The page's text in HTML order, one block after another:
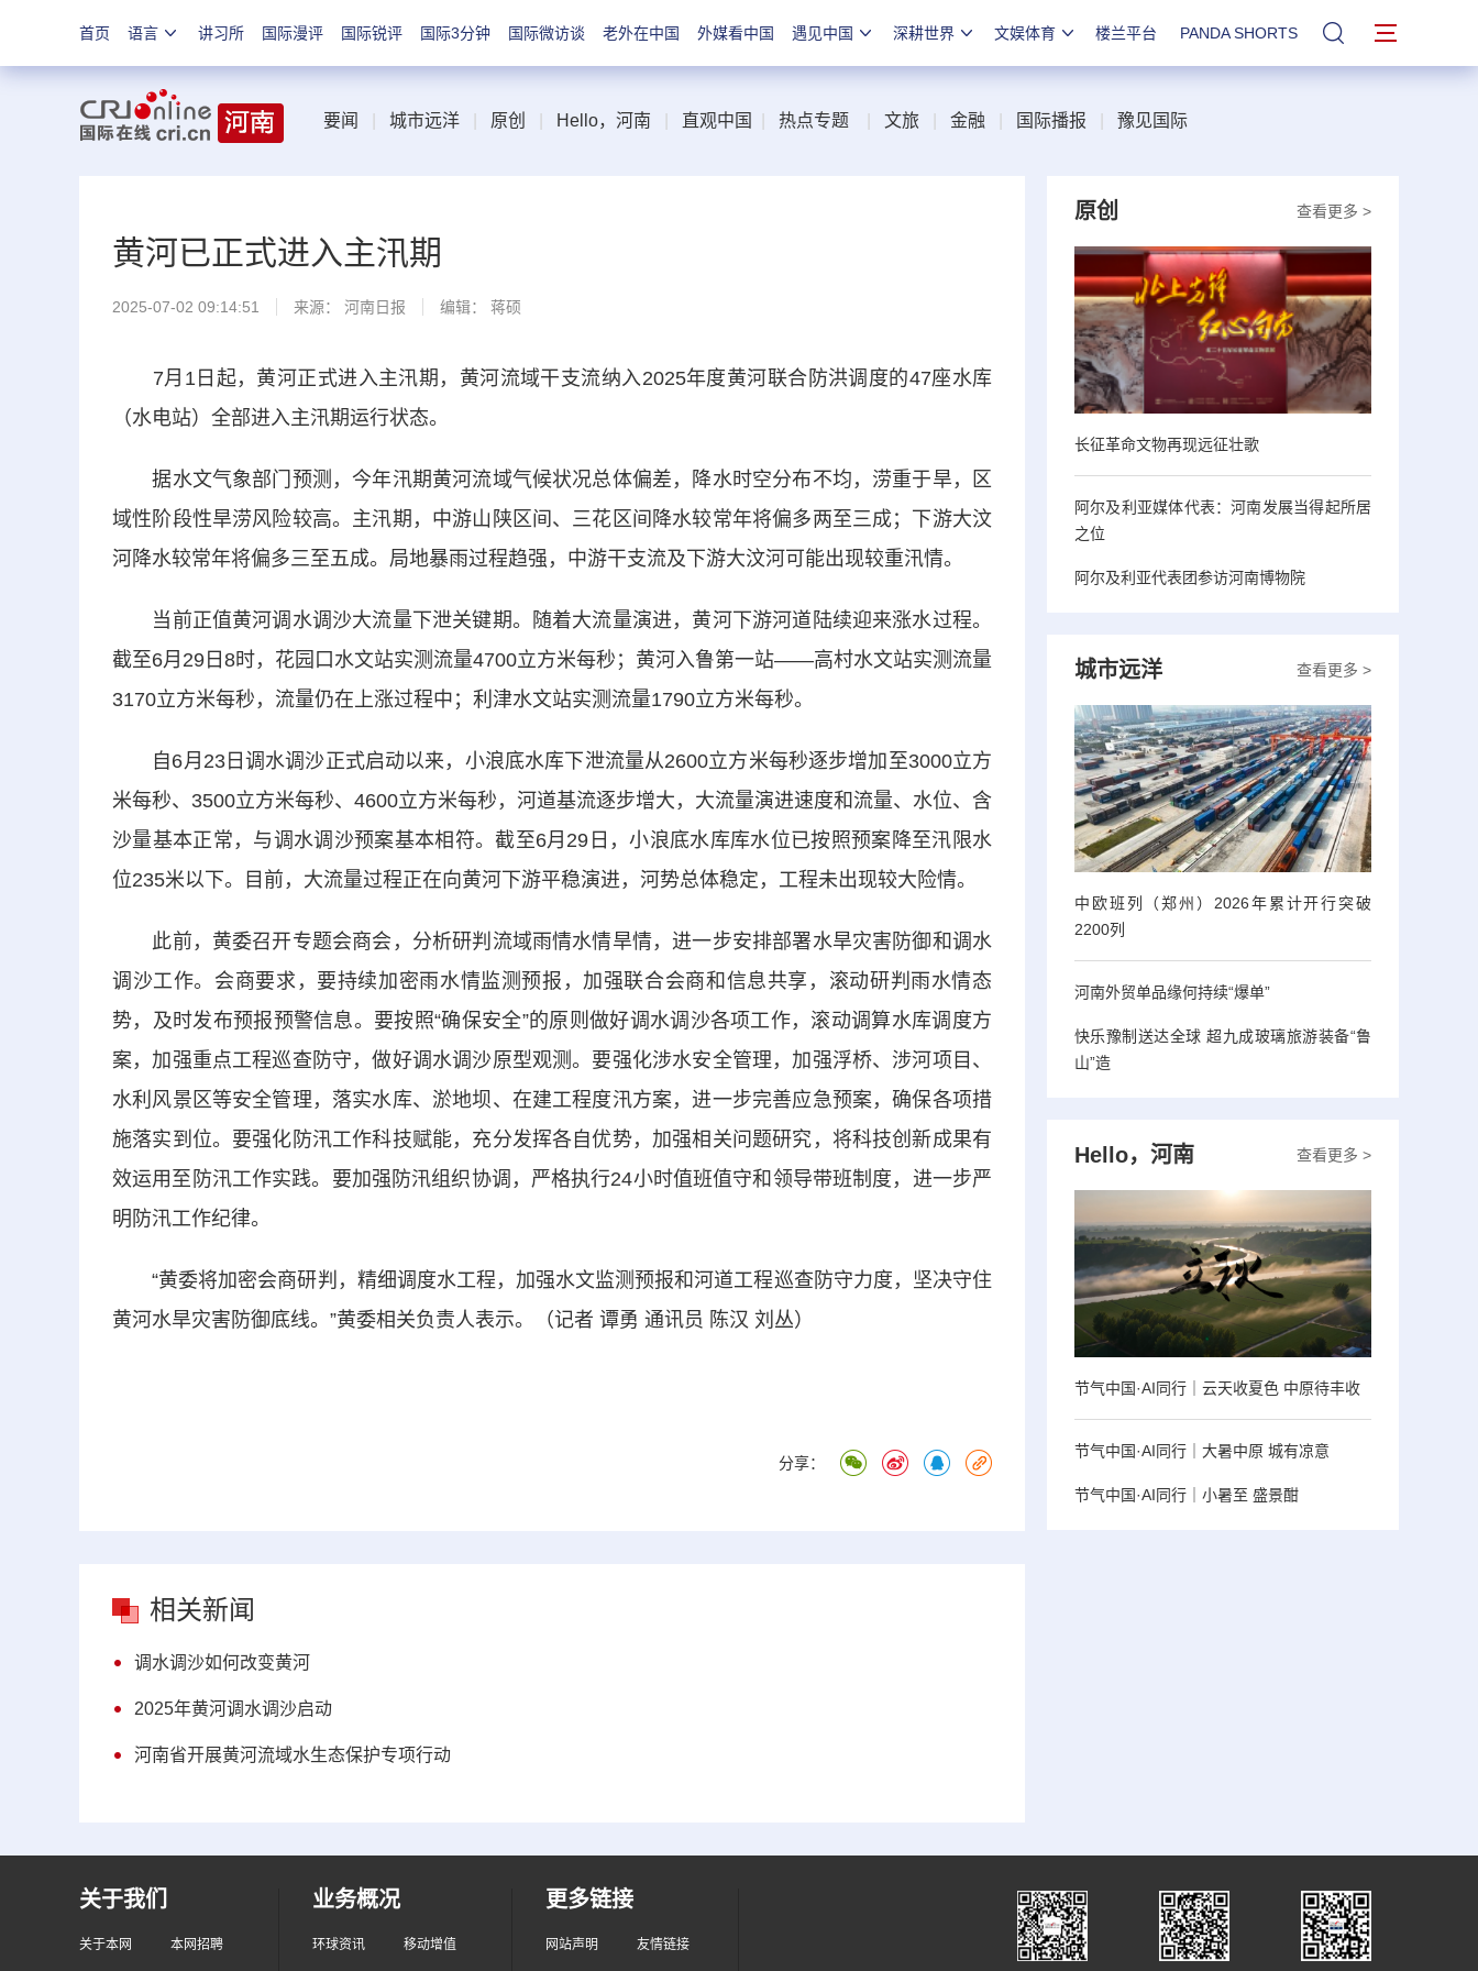
首页 语言 讲习所 国际漫评 国际锐评 国际3分钟 国际微访谈 老外在中国 外媒看中国 遇见中国 深耕世界 文娱体育 楼兰平台 PANDA SHORTS 站内搜索
要闻 城市远洋 原创 Hello，河南 直观中国 热点专题 文旅 金融 国际播报 豫见国际
黄河已正式进入主汛期
2025-07-02 09:14:51 来源： 河南日报 编辑： 蒋硕
7月1日起，黄河正式进入主汛期，黄河流域干支流纳入2025年度黄河联合防洪调度的47座水库
（水电站）全部进入主汛期运行状态。
据水文气象部门预测，今年汛期黄河流域气候状况总体偏差，降水时空分布不均，涝重于旱，区
域性阶段性旱涝风险较高。主汛期，中游山陕区间、三花区间降水较常年将偏多两至三成；下游大汶
河降水较常年将偏多三至五成。局地暴雨过程趋强，中游干支流及下游大汶河可能出现较重汛情。
当前正值黄河调水调沙大流量下泄关键期。随着大流量演进，黄河下游河道陆续迎来涨水过程。
截至6月29日8时，花园口水文站实测流量4700立方米每秒；黄河入鲁第一站——高村水文站实测流量
3170立方米每秒，流量仍在上涨过程中；利津水文站实测流量1790立方米每秒。
自6月23日调水调沙正式启动以来，小浪底水库下泄流量从2600立方米每秒逐步增加至3000立方
米每秒、3500立方米每秒、4600立方米每秒，河道基流逐步增大，大流量演进速度和流量、水位、含
沙量基本正常，与调水调沙预案基本相符。截至6月29日，小浪底水库库水位已按照预案降至汛限水
位235米以下。目前，大流量过程正在向黄河下游平稳演进，河势总体稳定，工程未出现较大险情。
此前，黄委召开专题会商会，分析研判流域雨情水情旱情，进一步安排部署水旱灾害防御和调水
调沙工作。会商要求，要持续加密雨水情监测预报，加强联合会商和信息共享，滚动研判雨水情态
势，及时发布预报预警信息。要按照“确保安全”的原则做好调水调沙各项工作，滚动调算水库调度方
案，加强重点工程巡查防守，做好调水调沙原型观测。要强化涉水安全管理，加强浮桥、涉河项目、
水利风景区等安全管理，落实水库、淤地坝、在建工程度汛方案，进一步完善应急预案，确保各项措
施落实到位。要强化防汛工作科技赋能，充分发挥各自优势，加强相关问题研究，将科技创新成果有
效运用至防汛工作实践。要加强防汛组织协调，严格执行24小时值班值守和领导带班制度，进一步严
明防汛工作纪律。
“黄委将加密会商研判，精细调度水工程，加强水文监测预报和河道工程巡查防守力度，坚决守住
黄河水旱灾害防御底线。”黄委相关负责人表示。（记者 谭勇 通讯员 陈汉 刘丛）
分享：
相关新闻
调水调沙如何改变黄河
2025年黄河调水调沙启动
河南省开展黄河流域水生态保护专项行动
查看更多 >
原创
长征革命文物再现远征壮歌
阿尔及利亚媒体代表：河南发展当得起所居
之位
阿尔及利亚代表团参访河南博物院
查看更多 >
城市远洋
中欧班列（郑州）2026年累计开行突破
2200列
河南外贸单品缘何持续“爆单”
快乐豫制送达全球 超九成玻璃旅游装备“鲁
山”造
查看更多 >
Hello，河南
节气中国·AI同行｜云天收夏色 中原待丰收
节气中国·AI同行｜大暑中原 城有凉意
节气中国·AI同行｜小暑至 盛景酣
关于我们
关于本网 本网招聘
业务概况
环球资讯 移动增值
更多链接
网站声明 友情链接